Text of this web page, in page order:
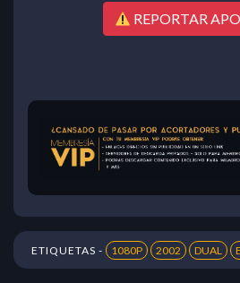
REPORTAR
ETIQUETAS - 1080P 2002 DUAL